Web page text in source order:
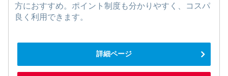
方におすすめ。ポイント制度も分かりやすく、コスパ
良く利用できます。
詳細ページ